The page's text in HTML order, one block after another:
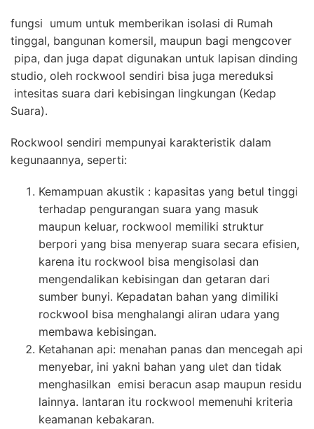
fungsi umum untuk memberikan isolasi di Rumah
tinggal, bangunan komersil, maupun bagi mengcover
pipa, dan juga dapat digunakan untuk lapisan dinding
studio, oleh rockwool sendiri bisa juga mereduksi
intesitas suara dari kebisingan lingkungan (Kedap
Suara).
Rockwool sendiri mempunyai karakteristik dalam
kegunaannya, seperti:
Kemampuan akustik : kapasitas yang betul tinggi
terhadap pengurangan suara yang masuk
maupun keluar, rockwool memiliki struktur
berpori yang bisa menyerap suara secara efisien,
karena itu rockwool bisa mengisolasi dan
mengendalikan kebisingan dan getaran dari
sumber bunyi. Kepadatan bahan yang dimiliki
rockwool bisa menghalangi aliran udara yang
membawa kebisingan.
Ketahanan api: menahan panas dan mencegah api
menyebar, ini yakni bahan yang ulet dan tidak
menghasilkan emisi beracun asap maupun residu
lainnya. lantaran itu rockwool memenuhi kriteria
keamanan kebakaran.